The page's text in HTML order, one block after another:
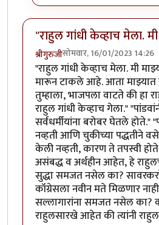
"राहुल गांधी केव्हाच मेला. मी
श्रीगुरुजीसोमवार, 16/01/2023 14:26
"राहुल गांधी केव्हाच मेला. मी
मारून टाकले आहे. आता माझ्यात
तुम्हाला, भाजपला वाटते की हा
राहुल गांधी केव्हाच गेला."
सर्वधर्मीयांना बरोबर घेतले होते."
नव्हती आणि चुकीच्या पद्धतीने
केली नव्हती, कारण ते तपस्वी
असंबद्ध व अर्थहीन आहेत, हे
सुद्धा समजत नसेल का?
कॉंग्रेसला नवीन मते मिळणार
सल्लागारांना समजत नसेल का?
राहुलसारखे आहेत की त्यांनी